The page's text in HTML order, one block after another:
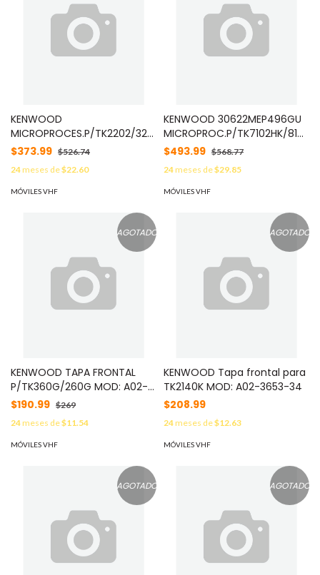
KENWOOD
MICROPROCES.P/TK2202/3202K
MOD: 3062-2MEP-494GU
$373.99 $526.74
24meses de$22.60
MÓVILES VHF
KENWOOD 30622MEP496GU
MICROPROC.P/TK7102HK/
MOD: 3062-2MEP-496G
$493.99 $568.77
24meses de$29.85
MÓVILES VHF
AGOTADO
KENWOOD TAPA FRONTAL
P/TK360G/260G MOD: A02-
2391-43
$190.99 $269
24meses de$11.54
MÓVILES VHF
AGOTADO
KENWOOD Tapa frontal para
TK2140K MOD: A02-3653-34
$208.99
24meses de$12.63
MÓVILES VHF
AGOTADO AGOTADO